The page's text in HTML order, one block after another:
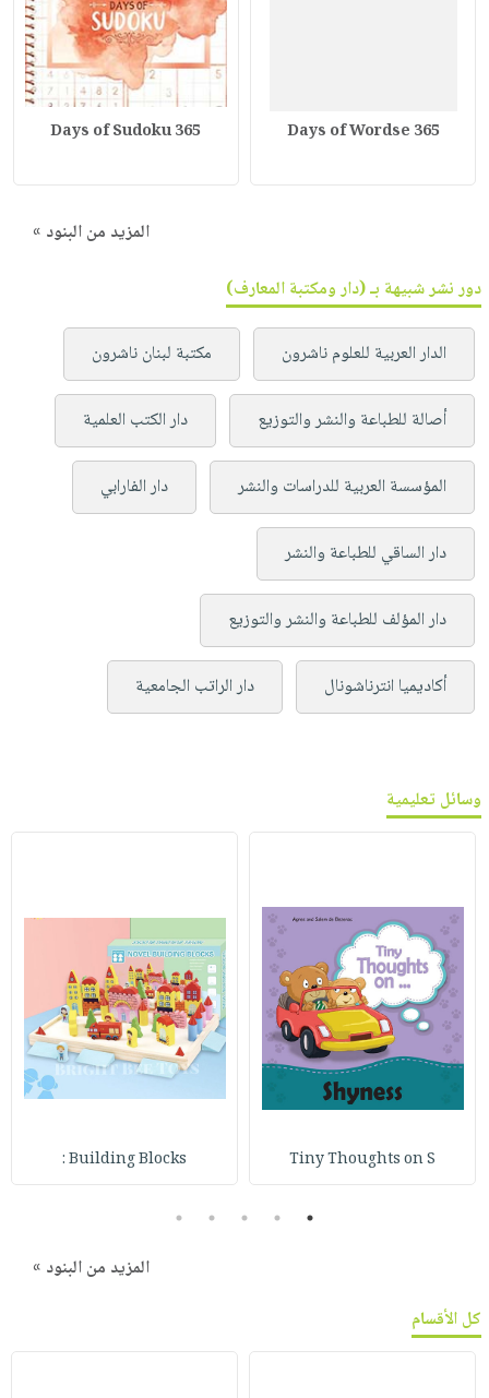
365 Days of Wordse
365 Days of Sudoku
المزيد من البنود »
دور نشر شبيهة بـ (دار ومكتبة المعارف)
الدار العربية للعلوم ناشرون مكتبة لبنان ناشرون
أصالة للطباعة والنشر والتوزيع دار الكتب العلمية
المؤسسة العربية للدراسات والنشر دار الفارابي
دار الساقي للطباعة والنشر
دار المؤلف للطباعة والنشر والتوزيع
أكاديميا انترناشونال دار الراتب الجامعية
وسائل تعليمية
Tiny Thoughts on S
Building Blocks :
1
2
3
4
5
المزيد من البنود »
كل الأقسام